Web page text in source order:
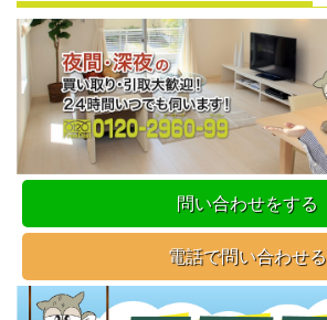
問い合わせをする
電話で問い合わせる